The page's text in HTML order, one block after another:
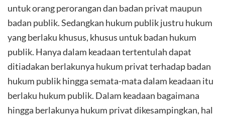
untuk orang perorangan dan badan privat maupun
badan publik. Sedangkan hukum publik justru hukum
yang berlaku khusus, khusus untuk badan hukum
publik. Hanya dalam keadaan tertentulah dapat
ditiadakan berlakunya hukum privat terhadap badan
hukum publik hingga semata-mata dalam keadaan itu
berlaku hukum publik. Dalam keadaan bagaimana
hingga berlakunya hukum privat dikesampingkan, hal